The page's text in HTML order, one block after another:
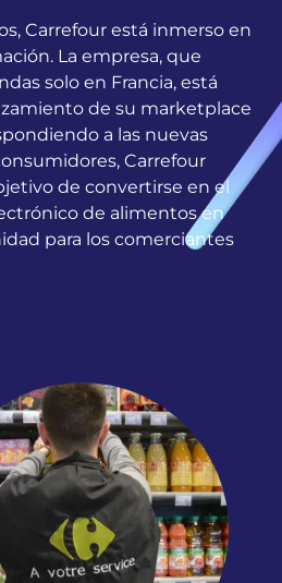
Carrefour está inmerso en
La empresa, que
solo en Francia, está
de su marketplace
a las nuevas
Carrefour
de convertirse en el
de alimentos en
para los comerciantes